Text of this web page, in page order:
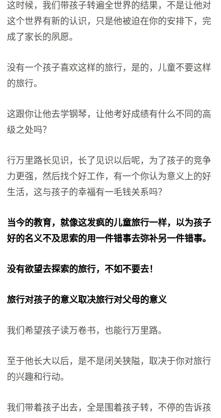
这时候，我们带孩子转遍全世界的结果，不是让他对
这个世界有新的认识，只是他被迫在你的安排下，完
成了家长的夙愿。
没有一个孩子喜欢这样的旅行，是的，儿童不要这样
的旅行。
这跟你让他去学钢琴，让他考好成绩有什么不同的高
级之处吗？
行万里路长见识，长了见识以后呢，为了孩子的竞争
力更强，然后找个好工作，有一个你认为意义上的好
生活，这与孩子的幸福有一毛钱关系吗？
当今的教育，就像这发疯的儿童旅行一样，以为孩子
好的名义不及思索的用一件错事去弥补另一件错事。
没有欲望去探索的旅行，不如不要去！
旅行对孩子的意义取决旅行对父母的意义
我们希望孩子读万卷书，也能行万里路。
至于他长大以后，是不是闭关狭隘，取决于你对旅行
的兴趣和行动。
我们带着孩子出去，全是围着孩子转，不停的告诉孩